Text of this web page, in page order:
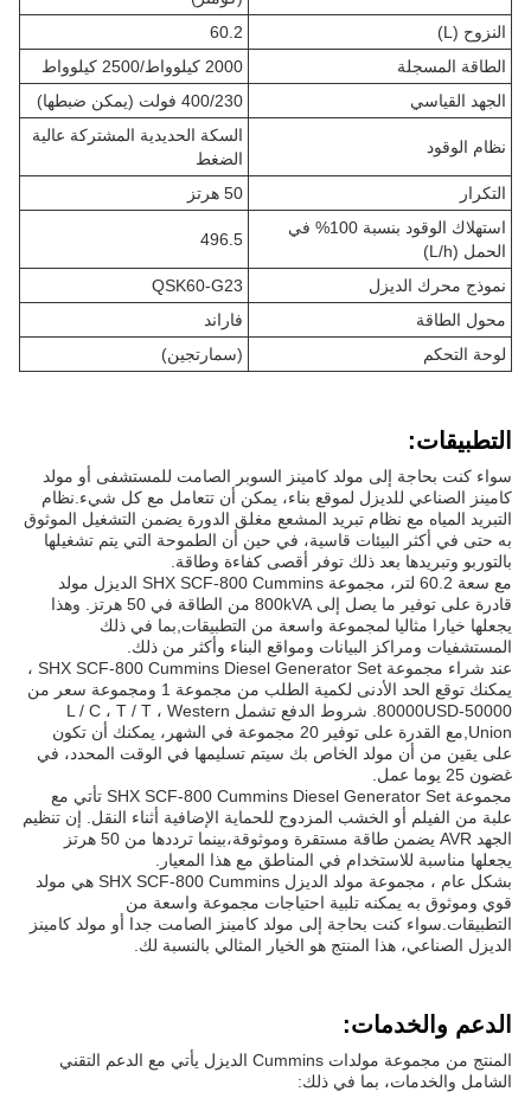
النزوح (L)
60.2
الطاقة المسجلة
2000 كيلوواط/2500 كيلوواط
الجهد القياسي
400/230 فولت (يمكن ضبطها)
نظام الوقود
السكة الحديدية المشتركة عالية
الضغط
التكرار
50 هرتز
استهلاك الوقود بنسبة 100% في
الحمل (L/h)
496.5
نموذج محرك الديزل
QSK60-G23
محول الطاقة
فاراند
لوحة التحكم
(سمارتجين)
التطبيقات:
سواء كنت بحاجة إلى مولد كامينز السوبر الصامت للمستشفى أو مولد
كامينز الصناعي للديزل لموقع بناء، يمكن أن تتعامل مع كل شيء.نظام
التبريد المياه مع نظام تبريد المشعع مغلق الدورة يضمن التشغيل الموثوق
به حتى في أكثر البيئات قاسية، في حين أن الطموحة التي يتم تشغيلها
بالتوربو وتبريدها بعد ذلك توفر أقصى كفاءة وطاقة.
مع سعة 60.2 لتر، مجموعة SHX SCF-800 Cummins الديزل مولد
قادرة على توفير ما يصل إلى 800kVA من الطاقة في 50 هرتز. وهذا
يجعلها خيارا مثاليا لمجموعة واسعة من التطبيقات,بما في ذلك
المستشفيات ومراكز البيانات ومواقع البناء وأكثر من ذلك.
عند شراء مجموعة SHX SCF-800 Cummins Diesel Generator Set ،
يمكنك توقع الحد الأدنى لكمية الطلب من مجموعة 1 ومجموعة سعر من
50000-80000USD. شروط الدفع تشمل L / C ، T / T ، Western
Union,مع القدرة على توفير 20 مجموعة في الشهر، يمكنك أن تكون
على يقين من أن مولد الخاص بك سيتم تسليمها في الوقت المحدد، في
غضون 25 يوما عمل.
مجموعة SHX SCF-800 Cummins Diesel Generator Set تأتي مع
علبة من الفيلم أو الخشب المزدوج للحماية الإضافية أثناء النقل. إن تنظيم
الجهد AVR يضمن طاقة مستقرة وموثوقة،بينما ترددها من 50 هرتز
يجعلها مناسبة للاستخدام في المناطق مع هذا المعيار.
بشكل عام ، مجموعة مولد الديزل SHX SCF-800 Cummins هي مولد
قوي وموثوق به يمكنه تلبية احتياجات مجموعة واسعة من
التطبيقات.سواء كنت بحاجة إلى مولد كامينز الصامت جدا أو مولد كامينز
الديزل الصناعي، هذا المنتج هو الخيار المثالي بالنسبة لك.
الدعم والخدمات:
المنتج من مجموعة مولدات Cummins الديزل يأتي مع الدعم التقني
الشامل والخدمات، بما في ذلك: